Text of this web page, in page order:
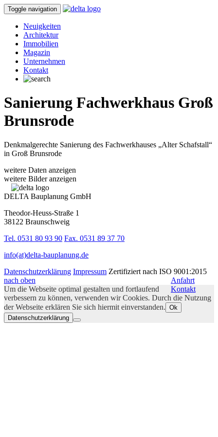
Toggle navigation
Neuigkeiten
Architektur
Immobilien
Magazin
Unternehmen
Kontakt
Sanierung Fachwerkhaus Groß
Brunsrode
Denkmalgerechte Sanierung des Fachwerkhauses „Alter Schafstall“
in Groß Brunsrode
weitere Daten anzeigen
weitere Bilder anzeigen
DELTA Bauplanung GmbH
Theodor-Heuss-Straße 1
38122 Braunschweig
Tel. 0531 80 93 90 Fax. 0531 89 37 70
info(at)delta-bauplanung.de
Datenschutzerklärung Impressum Zertifiziert nach ISO 9001:2015
Anfahrt
Kontakt
nach oben
Um die Webseite optimal gestalten und fortlaufend
verbessern zu können, verwenden wir Cookies. Durch die Nutzung
der Webseite erklären Sie sich hiermit einverstanden. Ok
Datenschutzerklärung